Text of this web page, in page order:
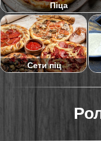
Піца
Сети піц